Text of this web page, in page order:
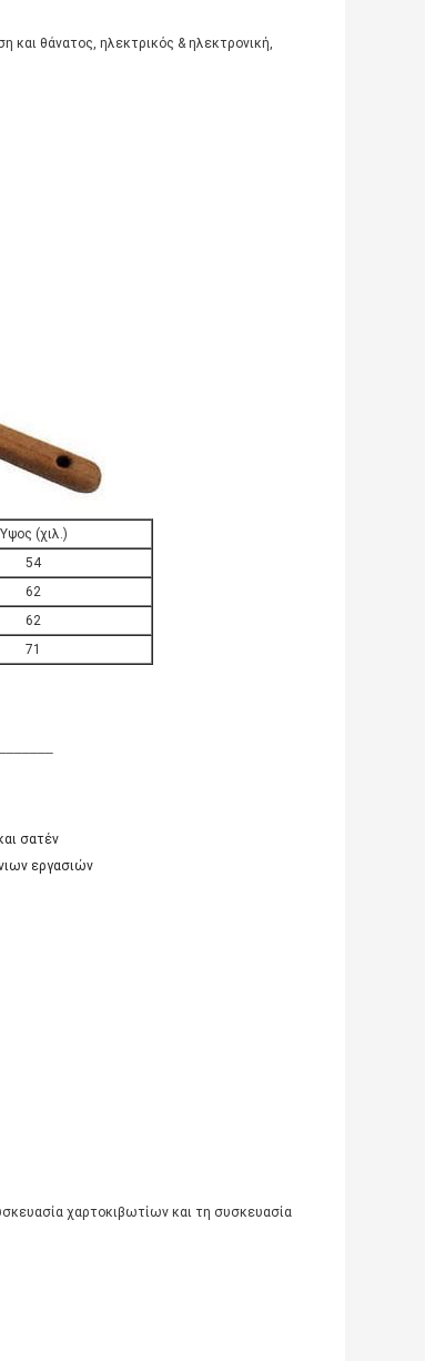
και θάνατος, ηλεκτρικός & ηλεκτρονική,
Ύψος (χιλ.)
54
62
62
71
σατέν
εργασιών
χαρτοκιβωτίων και τη συσκευασία